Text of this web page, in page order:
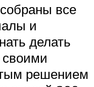
все
и
делать
решением